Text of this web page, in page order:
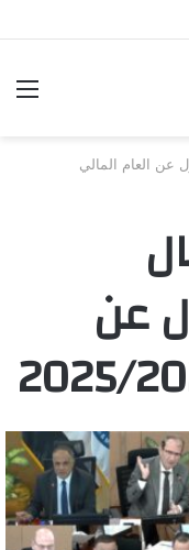
عن العام المالي
عن